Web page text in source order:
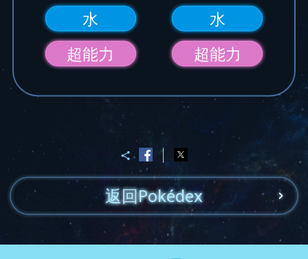
水
超能力
水
超能力
返回Pokédex